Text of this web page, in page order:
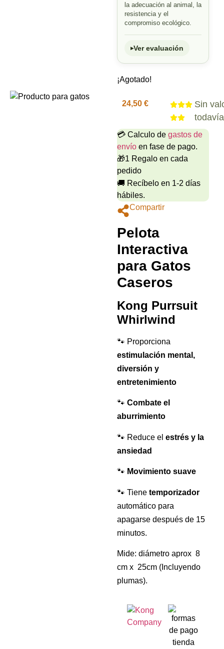
la adecuación al animal, la
resistencia y el
compromiso ecológico.
Ver evaluación
¡Agotado!
24,50 €
Sin
todavía
💳 Calculo de gastos de
envíoen fase de pago.
🎁1 Regalo en cada
pedido
🚚 Recíbelo en 1-2 días
hábiles.
Compartir
Pelota
Interactiva
para Gatos
Caseros
Kong Purrsuit
Whirlwind
🐾 Proporciona
estimulación mental,
diversión y
entretenimiento
🐾 Combate el
aburrimiento
🐾 Reduce el estrés y la
ansiedad
🐾 Movimiento suave
🐾 Tiene temporizador
automático para
apagarse después de 15
minutos.
Mide: diámetro aprox 8
cm x 25cm (Incluyendo
plumas).